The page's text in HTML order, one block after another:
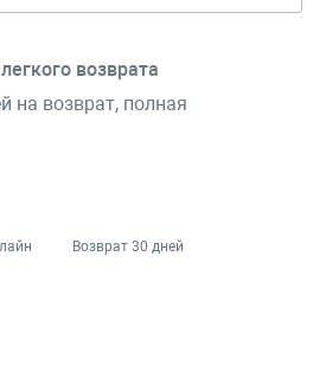
возврата
на возврат, полная
Возврат 30 дней